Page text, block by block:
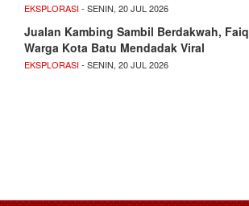
EKSPLORASI- SENIN, 20 JUL 2026
Jualan Kambing Sambil Berdakwah, Faiq
Warga Kota Batu Mendadak Viral
EKSPLORASI- SENIN, 20 JUL 2026